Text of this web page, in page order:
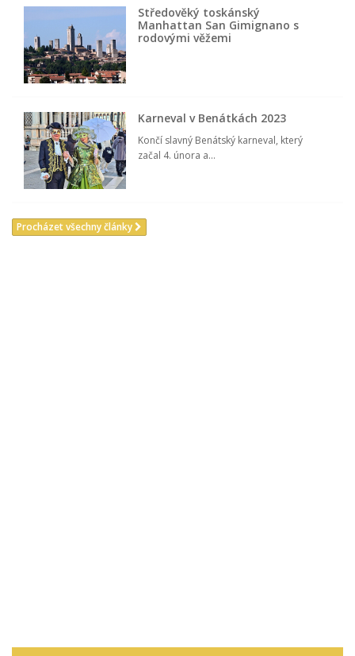
Středověký toskánský
Manhattan San Gimignano s
rodovými věžemi
Karneval v Benátkách 2023
Končí slavný Benátský karneval, který
začal 4. února a...
Procházet všechny články